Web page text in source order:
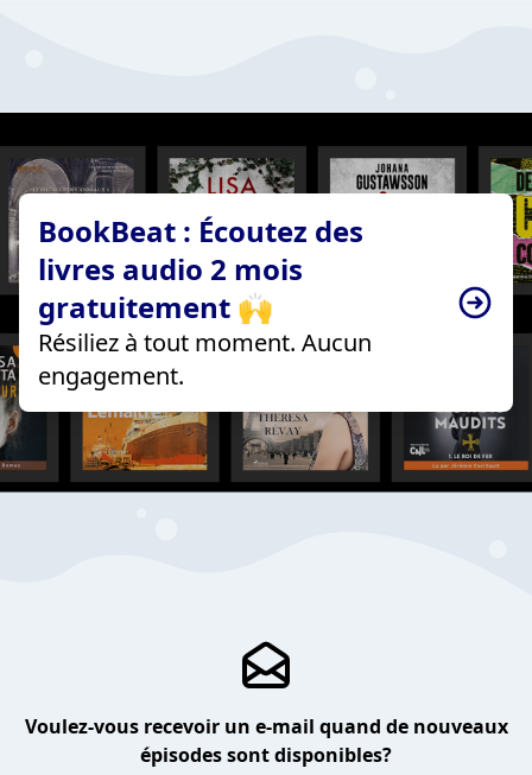
BookBeat : Écoutez des
livres audio 2 mois
gratuitement 🙌
Résiliez à tout moment. Aucun
engagement.
Voulez-vous recevoir un e-mail quand de nouveaux
épisodes sont disponibles?